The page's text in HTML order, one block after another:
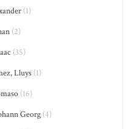
(1)
(2)
(35)
Lluys(1)
(16)
Georg (4)